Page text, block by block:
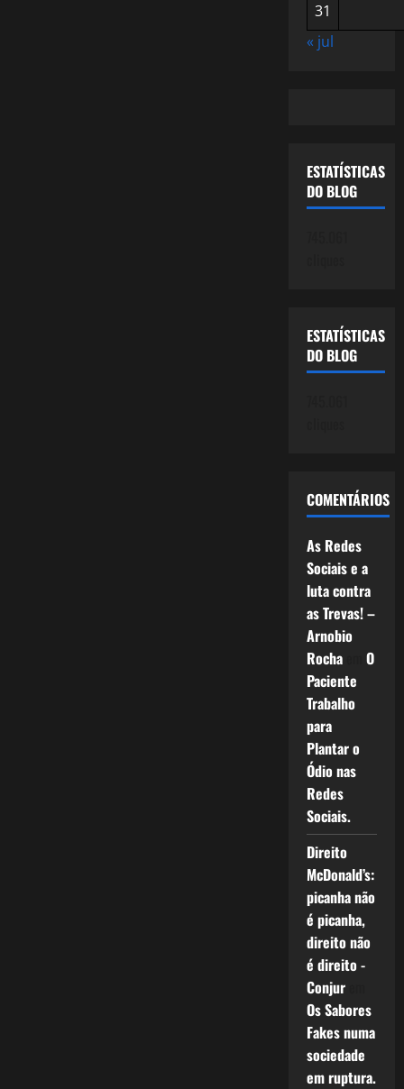
31
« jul
ESTATÍSTICAS
DO BLOG
ESTATÍSTICAS
DO BLOG
COMENTÁRIOS
As Redes
Sociais e a
luta contra
as Trevas! –
Arnobio
Rochaem O
Paciente
Trabalho
para
Plantar o
Ódio nas
Redes
Sociais.
Direito
McDonald’s:
picanha não
é picanha,
direito não
é direito -
Conjurem
Os Sabores
Fakes numa
sociedade
em ruptura.